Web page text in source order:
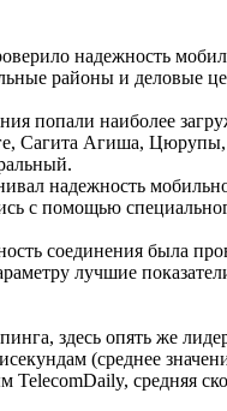
надежность
районы и деловые
попали наиболее
Сагита Агиша,
надежность
с помощью
соединения была
лучшие
здесь опять же
(среднее
средняя